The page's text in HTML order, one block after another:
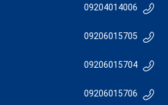
09204014006
09206015705
09206015704
09206015706